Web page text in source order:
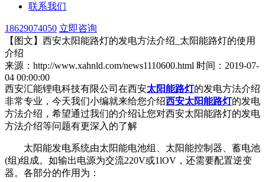
联系我们
18629074050 立即咨询
【图文】西安太阳能路灯的发电方法介绍_太阳能路灯的使用
介绍
来源：http://www.xahnld.com/news1110600.html 时间：2019-07-
04 00:00:00
西安汇能锂电科技有限公司在西安太阳能路灯的发电方法介绍
非常专业，今天我们小编就来给您介绍西安太阳能路灯的发电
方法介绍，希望通过我们的介绍让您对西安太阳能路灯的发电
方法介绍等问题有更深入的了解
太阳能发电系统由太阳能电池组、太阳能控制器、蓄电池
(组)组成。如输出电源为交流220V或1lOV，还需要配置逆变
器。各部分的作用为：